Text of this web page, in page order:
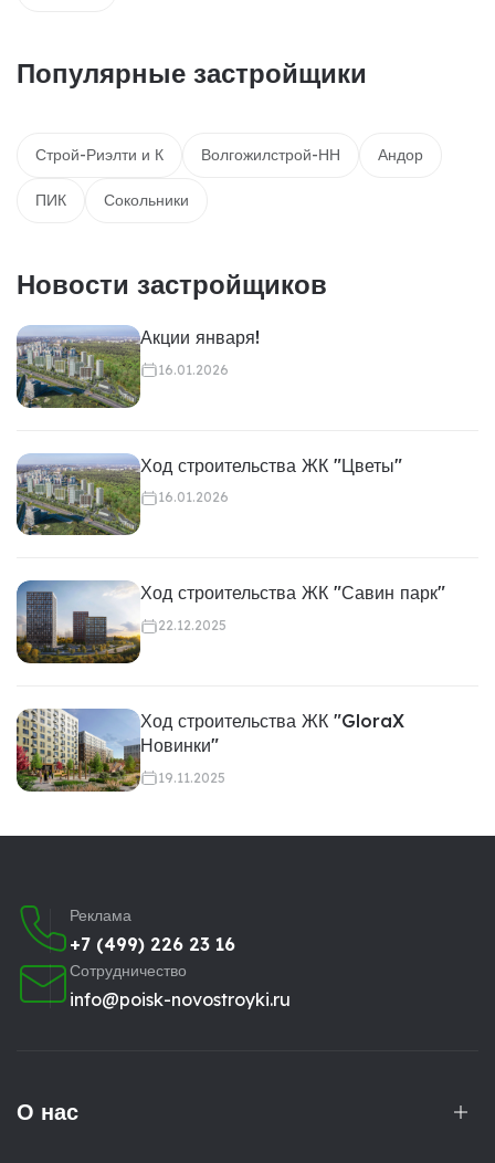
Популярные застройщики
Строй-Риэлти и К Волгожилстрой-НН Андор
ПИК Сокольники
Новости застройщиков
Акции января!
16.01.2026
Ход строительства ЖК "Цветы"
16.01.2026
Ход строительства ЖК "Савин парк"
22.12.2025
Ход строительства ЖК "GloraX
Новинки"
19.11.2025
Реклама
+7 (499) 226 23 16
Сотрудничество
info@poisk-novostroyki.ru
О нас